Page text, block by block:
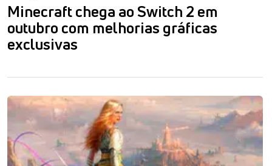
Minecraft chega ao Switch 2 em
outubro com melhorias gráficas
exclusivas